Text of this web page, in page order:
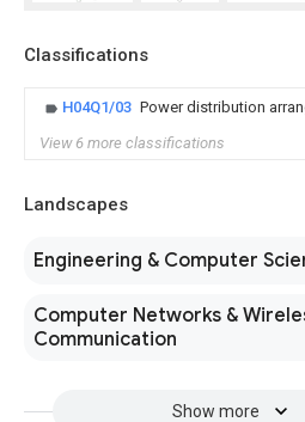
Classifications
H04Q1/03 Power distribution
View 6 more classifications
Landscapes
Engineering & Computer
Computer Networks &
Communication
Show more